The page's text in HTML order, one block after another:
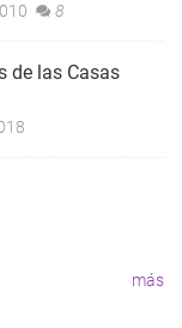
8
de las Casas
más